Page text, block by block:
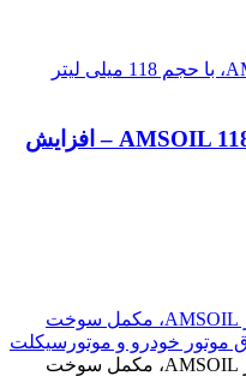
اکتان بوستر موتور سیکلت AMSOIL 118ml – افزایش